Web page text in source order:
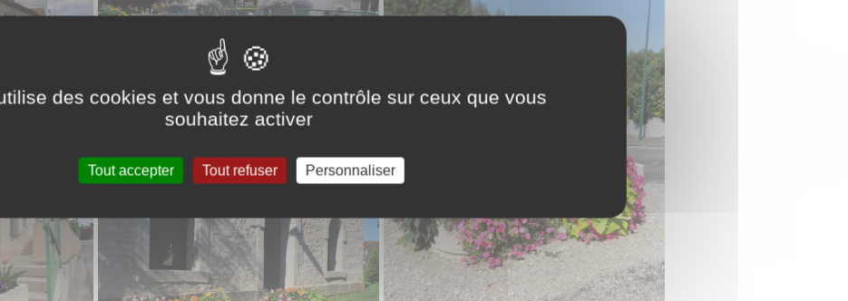
des cookies et vous donne le contrôle sur ceux que vous
souhaitez activer
Tout accepter Tout refuser Personnaliser